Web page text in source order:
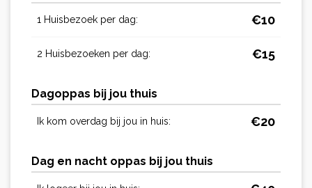
1 Huisbezoek per dag: €10
2 Huisbezoeken per dag: €15
Dagoppas bij jou thuis
Ik kom overdag bij jou in huis: €20
Dag en nacht oppas bij jou thuis